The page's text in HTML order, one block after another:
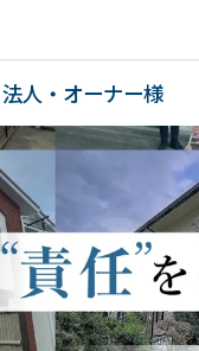
法人・オーナー様